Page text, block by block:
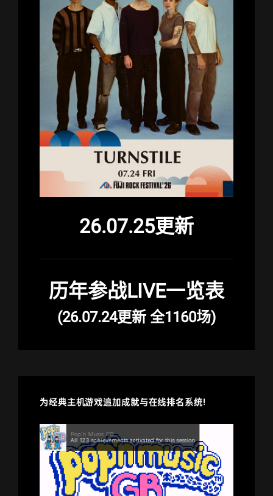
26.07.25更新
历年参战LIVE一览表
(26.07.24更新 全1160场)
为经典主机游戏追加成就与在线排名系统!